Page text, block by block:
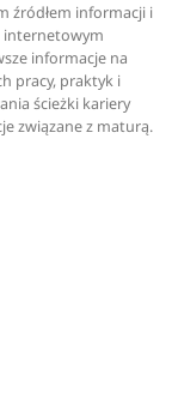
źródłem informacji i
informacje na
pracy, praktyk i
ścieżki kariery
związane z maturą.